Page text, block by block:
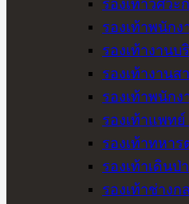
รองเท้าวิศวะ
รองเท้าพนัก
รองเท้างานบ
รองเท้างานส
รองเท้าพนักง
รองเท้าแพท
รองเท้าทหาร
รองเท้าเดินป่า
รองเท้าช่างกล